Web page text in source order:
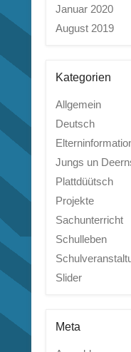
Januar 2020
August 2019
Kategorien
Allgemein
Deutsch
Jungs un
Plattdüütsch
Projekte
Sachunterricht
Schulleben
Slider
Meta